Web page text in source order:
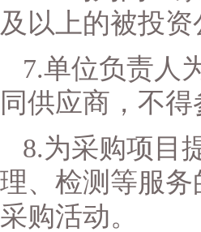
及以上的被投资
7.单位负责人
同供应商，不
8.为采购项目
理、检测等服
采购活动。